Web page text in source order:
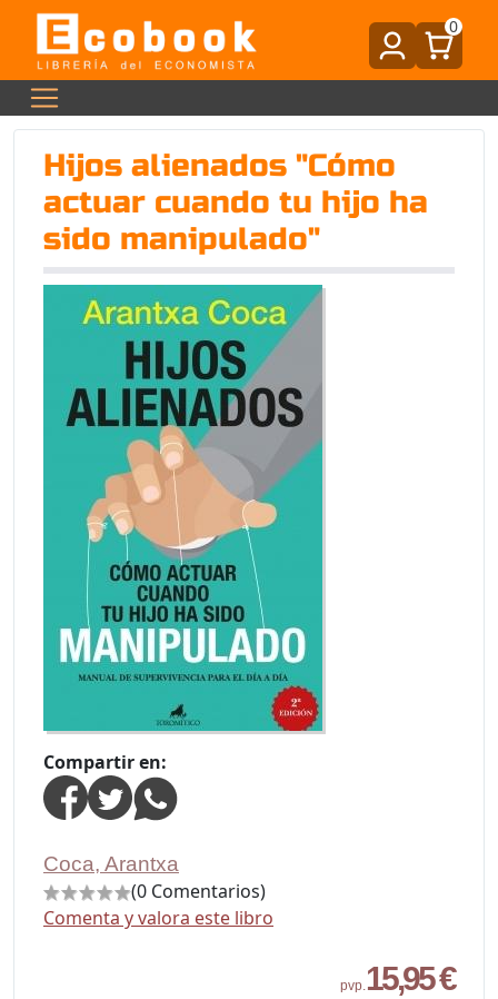
0
Hijos alienados "Cómo
actuar cuando tu hijo ha
sido manipulado"
Compartir en:
Coca, Arantxa
(0 Comentarios)
Comenta y valora este libro
pvp.15,95 €